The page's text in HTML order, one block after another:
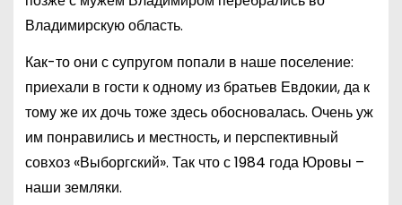
Владимирскую область.
Как-то они с супругом попали в наше поселение:
приехали в гости к одному из братьев Евдокии, да к
тому же их дочь тоже здесь обосновалась. Очень уж
им понравились и местность, и перспективный
совхоз «Выборгский». Так что с 1984 года Юровы –
наши земляки.